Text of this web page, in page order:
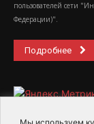
Мы используем
пользователей сети
Федерации)".
Подробнее